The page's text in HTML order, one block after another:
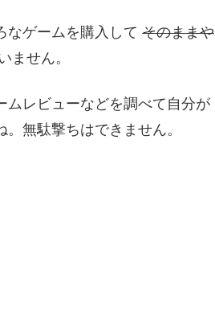
なゲームを購入して そのままや
ません。
レビューなどを調べて自分が
無駄撃ちはできません。